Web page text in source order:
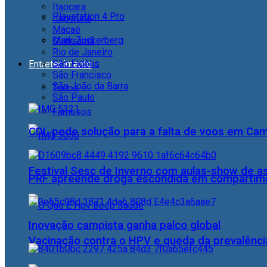
Playstation 4 Pro
Mark Zuckerberg
Entretenimento
Todos
Famosos
Festival Sesc de Inverno com aulas-show de
Vacinação contra o HPV e queda da
Itaocara
Itaperuna
Macaé
Quissamã
Rio de Janeiro
São Fidélis
São Francisco
São João da Barra
São Paulo
CDL pede solução para a falta de voos em
PRF apreende droga escondida em
Inovação campista ganha palco global